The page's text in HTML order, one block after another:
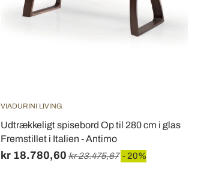
VIADURINI LIVING
Udtrækkeligt spisebord Op til 280 cm i glas
Fremstillet i Italien - Antimo
kr 18.780,60 kr 23.475,67 - 20%